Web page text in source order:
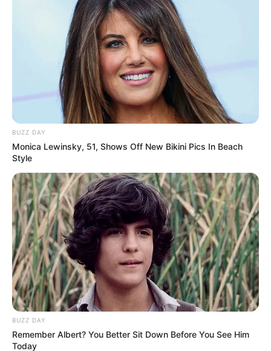
Freizeiteinrichtungen.
Panorama Museum Bad Frankenhausen
Ein riesiges Gemälde zeigt in Bad
Frankenhausen den Deutschen
Bauernkrieg mit der Schlacht am
Kyffhäuser von 1525 unter Thomas Müntzer und die Zeit
der Renaissance.
Barbarossahöhle am Kyffhäuser
schimmernde Seen sind in der bei
Rottleben liegenden Anhydrithöhle zu
sehen. Da die Höhle unter dem Kyffhäusermassiv liegt,
wird sie außerdem mit der hier verbreiteten Sage über die
Rückkehr von Barbarossa als Friedenskaisers in
Verbindung gebracht.
Weimar
Die im Herzen vonThüringen liegende
Goethe- und Schillerstadt gilt als
besitzt interessante Museen, elegante Schlösser sowie
BUZZ DAY
Monica Lewinsky, 51, Shows Off New Bikini Pics In Beach
Style
BUZZ DAY
Remember Albert? You Better Sit Down Before You See Him
Today